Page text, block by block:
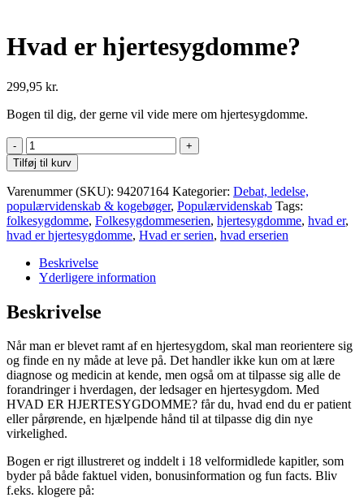
Hvad er hjertesygdomme?
299,95 kr.
Bogen til dig, der gerne vil vide mere om hjertesygdomme.
Hvad
er
hjertesygdomme?
antal
Tilføj til kurv
Varenummer (SKU): 94207164 Kategorier: Debat, ledelse,
populærvidenskab & kogebøger, Populærvidenskab Tags:
folkesygdomme, Folkesygdommeserien, hjertesygdomme, hvad er,
hvad er hjertesygdomme, Hvad er serien, hvad erserien
Beskrivelse
Yderligere information
Beskrivelse
Når man er blevet ramt af en hjertesygdom, skal man reorientere sig
og finde en ny måde at leve på. Det handler ikke kun om at lære
diagnose og medicin at kende, men også om at tilpasse sig alle de
forandringer i hverdagen, der ledsager en hjertesygdom. Med
HVAD ER HJERTESYGDOMME? får du, hvad end du er patient
eller pårørende, en hjælpende hånd til at tilpasse dig din nye
virkelighed.
Bogen er rigt illustreret og inddelt i 18 velformidlede kapitler, som
byder på både faktuel viden, bonusinformation og fun facts. Bliv
f.eks. klogere på: